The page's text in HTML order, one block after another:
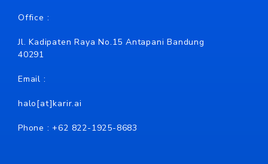
Office :
Jl. Kadipaten Raya No.15 Antapani Bandung
40291
Email :
halo[at]karir.ai
Phone : +62 822-1925-8683